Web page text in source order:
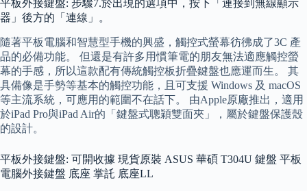
平板外接鍵盤: 步驟7.於出現的選項中，按下「連接到無線顯示
器」後方的「連線」。
隨著平板電腦和智慧型手機的興盛，觸控式螢幕彷彿成了3C 產
品的必備功能。 但還是有許多用慣筆電的朋友無法適應觸控螢
幕的手感，所以這款配有傳統觸控板折疊鍵盤也應運而生。 其
具備像是手勢等基本的觸控功能，且可支援 Windows 及 macOS
等主流系統，可應用的範圍不在話下。 由Apple原廠推出，適用
於iPad Pro與iPad Air的「鍵盤式聰穎雙面夾」，屬於鍵盤保護殼
的設計。
平板外接鍵盤: 可開收據 現貨原裝 ASUS 華碩 T304U 鍵盤 平板
電腦外接鍵盤 底座 掌託 底座LL